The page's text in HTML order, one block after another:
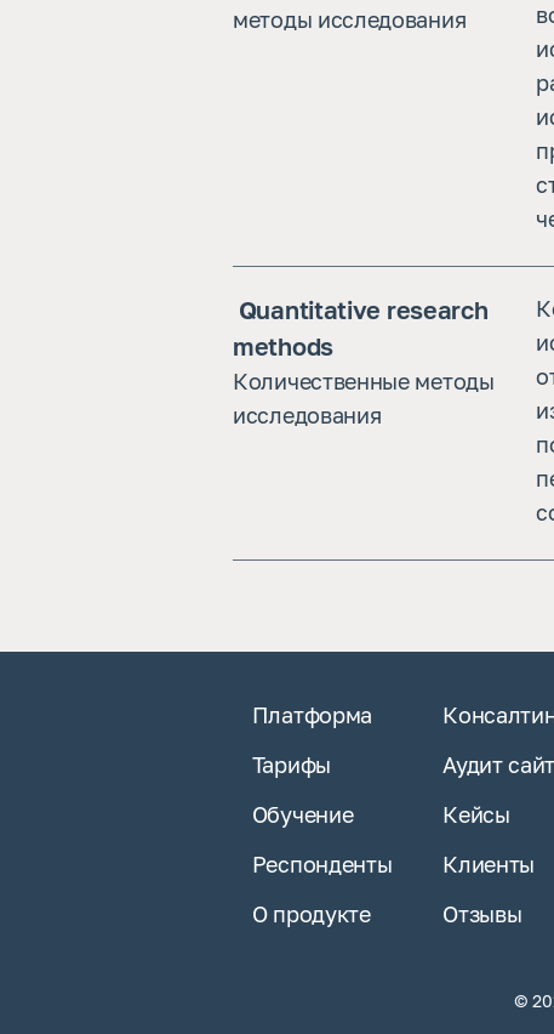
методы исследования
methods
Количественные методы
исследования
Платформа
Тарифы
Аудит
Обучение
Кейсы
Респонденты
Клиенты
О продукте
Отзывы
©